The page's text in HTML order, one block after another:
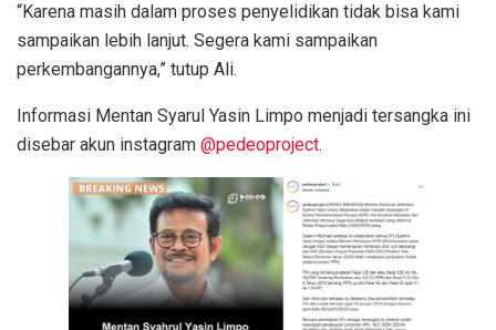
“Karena masih dalam proses penyelidikan tidak bisa kami
sampaikan lebih lanjut. Segera kami sampaikan
perkembangannya,” tutup Ali.
Informasi Mentan Syarul Yasin Limpo menjadi tersangka ini
disebar akun instagram @pedeoproject.